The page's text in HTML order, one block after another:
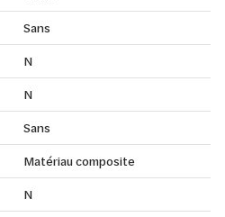
Sans
N
N
Sans
Matériau composite
N